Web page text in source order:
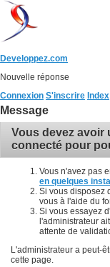
Developpez.com
Nouvelle réponse
Connexion S'inscrire Index
Message
Vous devez avoir
connecté pour
Vous n'avez pas
en quelques
Si vous disposez
vous à l'aide du
Si vous essayez
l'administrateur
attente de
L'administrateur a peut-
cette page.